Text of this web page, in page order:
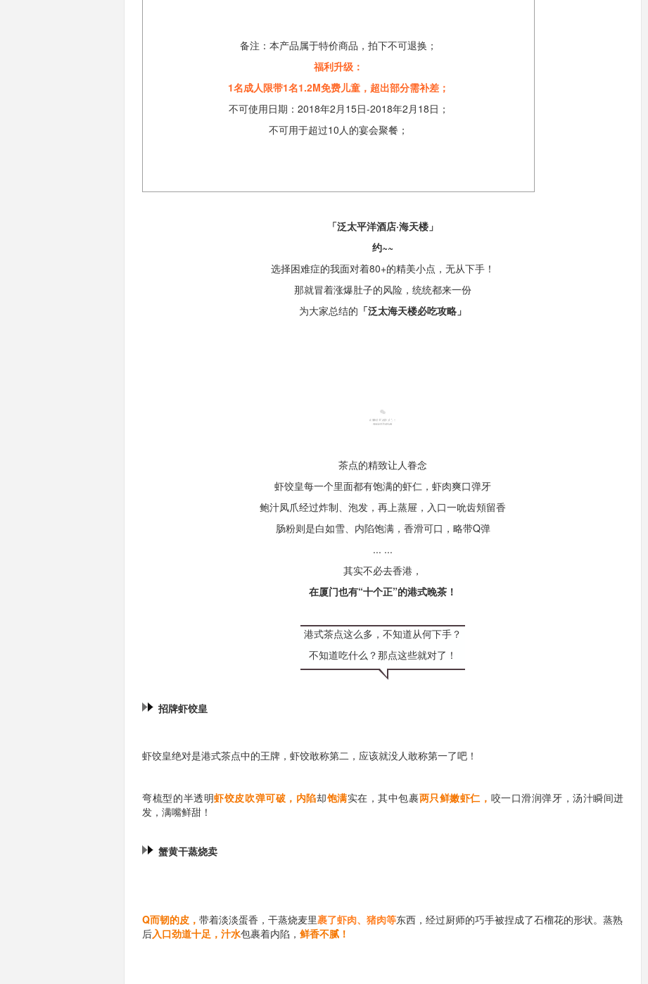
备注：本产品属于特价商品，拍下不可退换；
福利升级：
1名成人限带1名1.2M免费儿童，超出部分需补差；
不可使用日期：2018年2月15日-2018年2月18日；
不可用于超过10人的宴会聚餐；
「泛太平洋酒店·海天楼 」
约~~
选择困难症的我面对着80+的精美小点，无从下手！
那就冒着涨爆肚子的风险，统统都来一份
为大家总结的 「泛太海天楼必吃攻略 」
超靓超正の港式茶点
茶点的精致让人眷念
虾饺皇每一个里面都有饱满的虾仁，虾肉爽口弹牙
鲍汁凤爪经过炸制、泡发，再上蒸屉，入口一吮齿頬留香
肠粉则是白如雪、内陷饱满，香滑可口，略带Q弹
... ...
其实不必去香港，
在厦门也有“十个正”的港式晚茶！
港式茶点这么多，不知道从何下手？
不知道吃什么？那点这些就对了！
招牌虾饺皇
虾饺皇绝对是港式茶点中的王牌，虾饺敢称第二，应该就没人敢称第一了吧！
弯梳型的半透明虾饺皮吹弹可破， 内陷却饱满实在，其中包裹两只鲜嫩虾仁， 咬一口滑润弹牙，汤汁瞬间迸
发，满嘴鲜甜！
蟹黄干蒸烧卖
Q而韧的皮，带着淡淡蛋香，干蒸烧麦里裹了虾肉、猪肉等东西，经过厨师的巧手被捏成了石榴花的形状。蒸熟
后入口劲道十足，汁水包裹着内陷，鲜香不腻！